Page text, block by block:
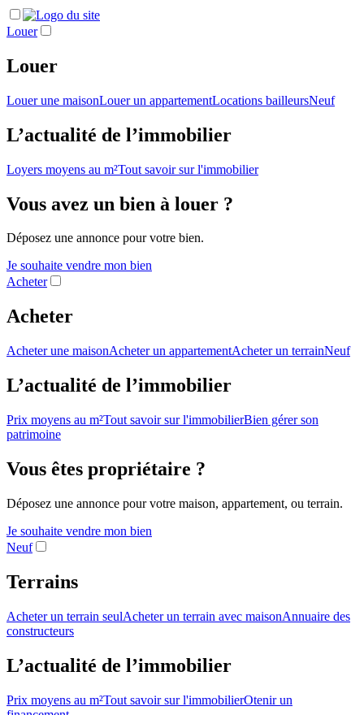
Louer
Louer
Louer une maisonLouer un appartementLocations bailleursNeuf
L’actualité de l’immobilier
Loyers moyens au m²Tout savoir sur l'immobilier
Vous avez un bien à louer ?
Déposez une annonce pour votre bien.
Je souhaite vendre mon bien
Acheter
Acheter
Acheter une maisonAcheter un appartementAcheter un terrainNeuf
L’actualité de l’immobilier
Prix moyens au m²Tout savoir sur l'immobilierBien gérer son
patrimoine
Vous êtes propriétaire ?
Déposez une annonce pour votre maison, appartement, ou terrain.
Je souhaite vendre mon bien
Neuf
Terrains
Acheter un terrain seulAcheter un terrain avec maisonAnnuaire des
constructeurs
L’actualité de l’immobilier
Prix moyens au m²Tout savoir sur l'immobilierOtenir un